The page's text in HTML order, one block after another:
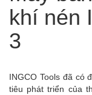
khí nén
3
INGCO Tools đã có
tiêu phát triển của